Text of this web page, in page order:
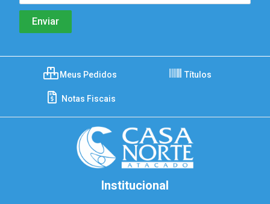
Meus Pedidos Títulos
Notas Fiscais
Institucional